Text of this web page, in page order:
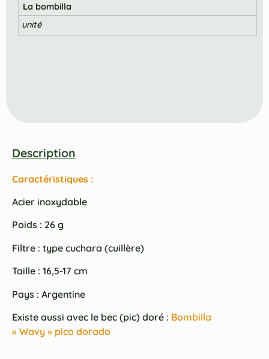
La bombilla
unité
Description
Caractéristiques :
Acier inoxydable
Poids : 26 g
Filtre : type cuchara (cuillère)
Taille : 16,5-17 cm
Pays : Argentine
Existe aussi avec le bec (pic) doré : Bombilla
« Wavy » pico dorado